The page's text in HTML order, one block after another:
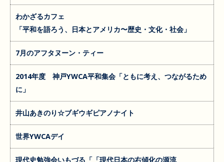
わかざるカフェ
「平和を語ろう、日本とアメリカ〜歴史・文化・社会」
7月のアフタヌーン・ティー
2014年度 神戸YWCA平和集会「ともに考え、つながるため
に」
井山あきのり☆ブギウギピアノナイト
世界YWCAデイ
現代史勉強会いもづる「「現代日本の右傾化の源流